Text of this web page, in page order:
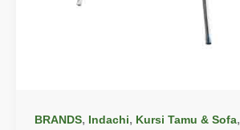
BRANDS, Indachi, Kursi Tamu & Sofa,